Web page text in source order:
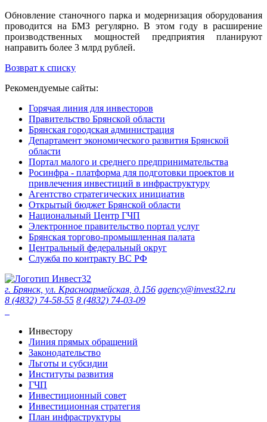
Обновление станочного парка и модернизация оборудования
проводится на БМЗ регулярно. В этом году в расширение
производственных мощностей предприятия планируют
направить более 3 млрд рублей.
Возврат к списку
Рекомендуемые сайты:
Горячая линия для инвесторов
Правительство Брянской области
Брянская городская администрация
Департамент экономического развития Брянской
области
Портал малого и среднего предпринимательства
Росинфра - платформа для подготовки проектов и
привлечения инвестиций в инфраструктуру
Агентство стратегических инициатив
Открытый бюджет Брянской области
Национальный Центр ГЧП
Электронное правительство портал услуг
Брянская торгово-промышленная палата
Центральный федеральный округ
Служба по контракту ВС РФ
г. Брянск, ул. Красноармейская, д.156 agency@invest32.ru
8 (4832) 74-58-55 8 (4832) 74-03-09
Инвестору
Линия прямых обращений
Законодательство
Льготы и субсидии
Институты развития
ГЧП
Инвестиционный совет
Инвестиционная стратегия
План инфраструктуры